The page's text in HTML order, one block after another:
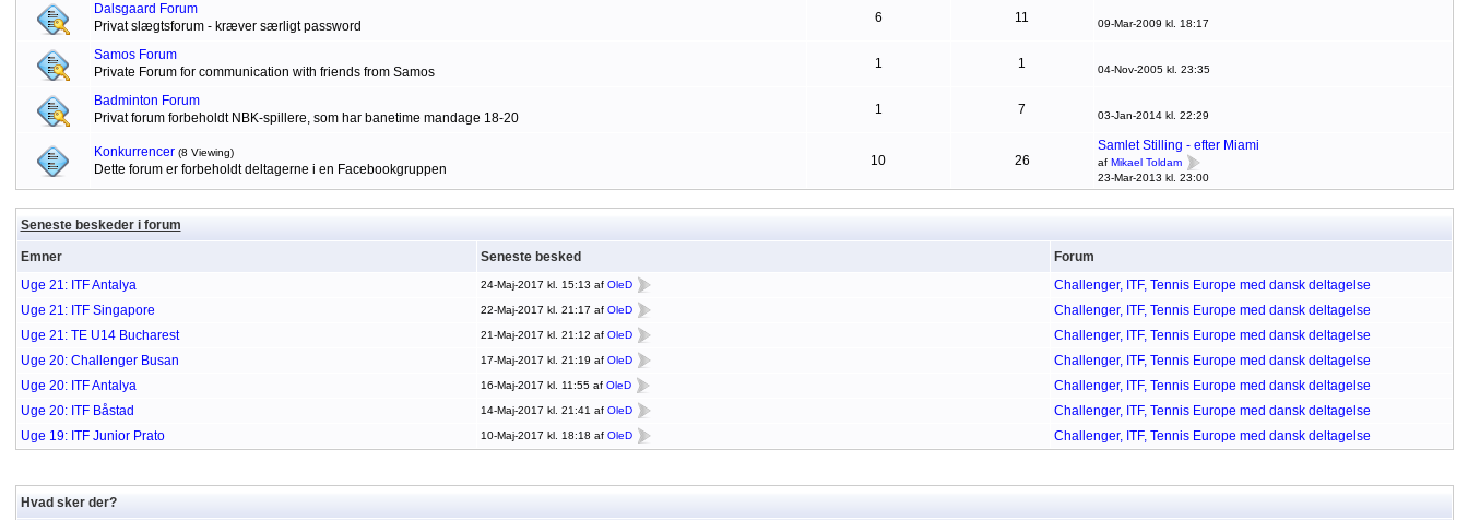
Dalsgaard Forum
Privat slægtsforum - kræver særligt password
6 11 09-Mar-2009 kl. 18:17
Samos Forum
Private Forum for communication with friends from Samos
1 1 04-Nov-2005 kl. 23:35
Badminton Forum
Privat forum forbeholdt NBK-spillere, som har banetime mandage 18-20
1 7 03-Jan-2014 kl. 22:29
Konkurrencer (8 Viewing)
Dette forum er forbeholdt deltagerne i en Facebookgruppen
10 26
Samlet Stilling - efter Miami
af Mikael Toldam
23-Mar-2013 kl. 23:00
Seneste beskeder i forum
Emner Seneste besked
Forum
Uge 21: ITF Antalya
24-Maj-2017 kl. 15:13 af OleD
Challenger, ITF, Tennis Europe med dansk deltagelse
Uge 21: ITF Singapore
22-Maj-2017 kl. 21:17 af OleD
Challenger, ITF, Tennis Europe med dansk deltagelse
Uge 21: TE U14 Bucharest
21-Maj-2017 kl. 21:12 af OleD
Challenger, ITF, Tennis Europe med dansk deltagelse
Uge 20: Challenger Busan
17-Maj-2017 kl. 21:19 af OleD
Challenger, ITF, Tennis Europe med dansk deltagelse
Uge 20: ITF Antalya
16-Maj-2017 kl. 11:55 af OleD
Challenger, ITF, Tennis Europe med dansk deltagelse
Uge 20: ITF Båstad
14-Maj-2017 kl. 21:41 af OleD
Challenger, ITF, Tennis Europe med dansk deltagelse
Uge 19: ITF Junior Prato
10-Maj-2017 kl. 18:18 af OleD Challenger, ITF, Tennis Europe med dansk deltagelse
Hvad sker der?